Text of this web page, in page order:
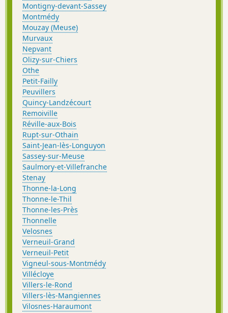
Montigny-devant-Sassey
Montmédy
Mouzay (Meuse)
Murvaux
Nepvant
Olizy-sur-Chiers
Othe
Petit-Failly
Peuvillers
Quincy-Landzécourt
Remoiville
Réville-aux-Bois
Rupt-sur-Othain
Saint-Jean-lès-Longuyon
Sassey-sur-Meuse
Saulmory-et-Villefranche
Stenay
Thonne-la-Long
Thonne-le-Thil
Thonne-les-Près
Thonnelle
Velosnes
Verneuil-Grand
Verneuil-Petit
Vigneul-sous-Montmédy
Villécloye
Villers-le-Rond
Villers-lès-Mangiennes
Vilosnes-Haraumont